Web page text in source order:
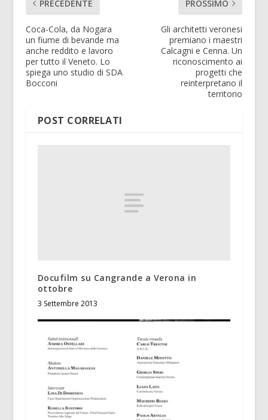
PRECEDENTE
Coca-Cola, da Nogara
un fiume di bevande ma
anche reddito e lavoro
per tutto il Veneto. Lo
spiega uno studio di SDA
Bocconi
PROSSIMO
Gli architetti veronesi
premiano i maestri
Calcagni e Cenna. Un
riconoscimento ai
progetti che
reinterpretano il
territorio
POST CORRELATI
Docufilm su Cangrande a Verona in
ottobre
3 Settembre 2013